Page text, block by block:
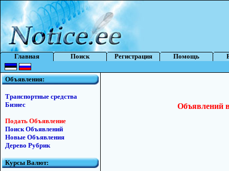
Главная Поиск Регистрация Помощь
Объявления:
Транспортные средства
Бизнес
Подать Объявление
Поиск Объявлений
Новые Объявления
Дерево Рубрик
Курсы Валют:
Объявлений